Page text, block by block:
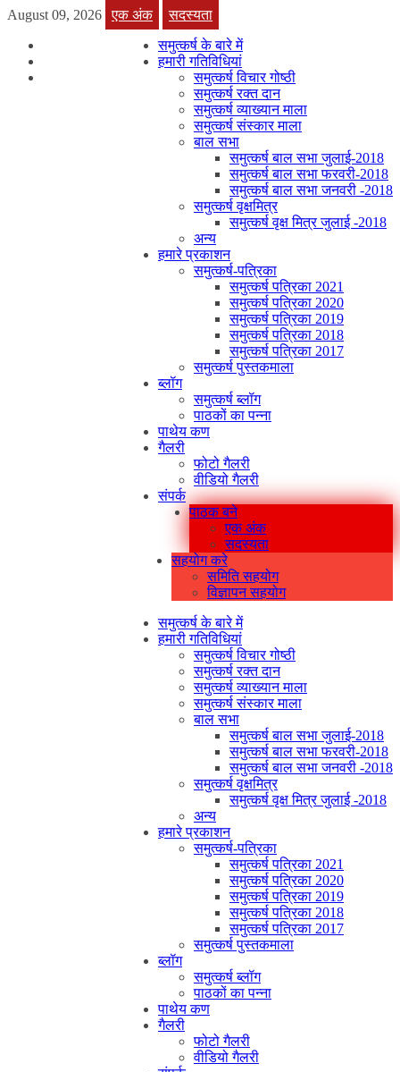
August 09, 2026 एक अंक
सदस्यता
समुत्कर्ष के बारे में
हमारी गतिविधियां
समुत्कर्ष विचार गोष्ठी
समुत्कर्ष रक्त दान
समुत्कर्ष व्याख्यान माला
समुत्कर्ष संस्कार माला
बाल सभा
समुत्कर्ष बाल सभा जुलाई-2018
समुत्कर्ष बाल सभा फरवरी-2018
समुत्कर्ष बाल सभा जनवरी -2018
समुत्कर्ष वृक्षमित्र
समुत्कर्ष वृक्ष मित्र जुलाई -2018
अन्य
हमारे प्रकाशन
समुत्कर्ष-पत्रिका
समुत्कर्ष पत्रिका 2021
समुत्कर्ष पत्रिका 2020
समुत्कर्ष पत्रिका 2019
समुत्कर्ष पत्रिका 2018
समुत्कर्ष पत्रिका 2017
समुत्कर्ष पुस्तकमाला
ब्लॉग
समुत्कर्ष ब्लॉग
पाठकों का पन्ना
पाथेय कण
गैलरी
फोटो गैलरी
वीडियो गैलरी
संपर्क
पाठक बने
एक अंक
सदस्यता
सहयोग करे
समिति सहयोग
विज्ञापन सहयोग
समुत्कर्ष के बारे में
हमारी गतिविधियां
समुत्कर्ष विचार गोष्ठी
समुत्कर्ष रक्त दान
समुत्कर्ष व्याख्यान माला
समुत्कर्ष संस्कार माला
बाल सभा
समुत्कर्ष बाल सभा जुलाई-2018
समुत्कर्ष बाल सभा फरवरी-2018
समुत्कर्ष बाल सभा जनवरी -2018
समुत्कर्ष वृक्षमित्र
समुत्कर्ष वृक्ष मित्र जुलाई -2018
अन्य
हमारे प्रकाशन
समुत्कर्ष-पत्रिका
समुत्कर्ष पत्रिका 2021
समुत्कर्ष पत्रिका 2020
समुत्कर्ष पत्रिका 2019
समुत्कर्ष पत्रिका 2018
समुत्कर्ष पत्रिका 2017
समुत्कर्ष पुस्तकमाला
ब्लॉग
समुत्कर्ष ब्लॉग
पाठकों का पन्ना
पाथेय कण
गैलरी
फोटो गैलरी
वीडियो गैलरी